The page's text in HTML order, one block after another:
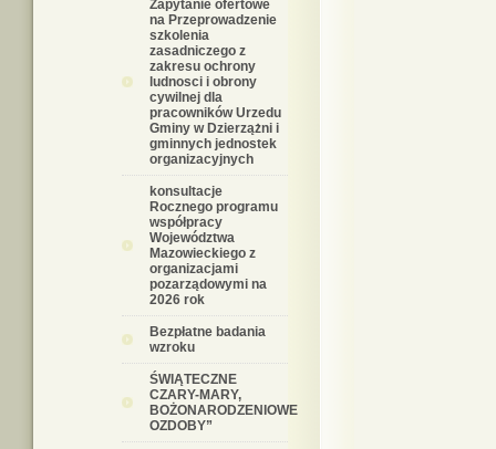
Zapytanie ofertowe
na Przeprowadzenie
szkolenia
zasadniczego z
zakresu ochrony
ludnosci i obrony
cywilnej dla
pracowników Urzedu
Gminy w Dzierzążni i
gminnych jednostek
organizacyjnych
konsultacje
Rocznego programu
współpracy
Województwa
Mazowieckiego z
organizacjami
pozarządowymi na
2026 rok
Bezpłatne badania
wzroku
ŚWIĄTECZNE
CZARY-MARY,
BOŻONARODZENIOWE
OZDOBY”